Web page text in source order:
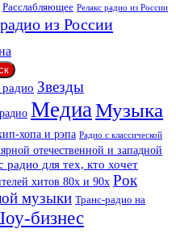
Расслабляющее Релакс радио из России
из России
Звезды
МедиаМузыка
хопа и рэпа Радио с классической
отечественной и западной
радио для тех, кто хочет
хитов 80х и 90х Рок
музыки Транс-радио на
бизнес